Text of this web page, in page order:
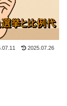
2025.07.26